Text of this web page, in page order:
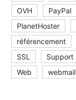
OVH
PayPal
PlanetHoster
référencement
SSL
Support
Web
webmail